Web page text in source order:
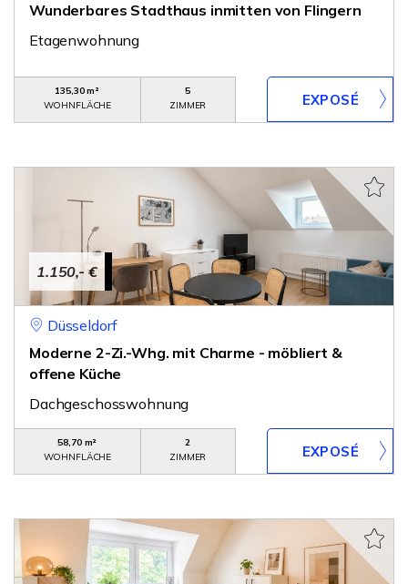
Wunderbares Stadthaus inmitten von Flingern
Etagenwohnung
135,30 m²
WOHNFLÄCHE
5
ZIMMER
1.150,- €
Düsseldorf
Moderne 2-Zi.-Whg. mit Charme - möbliert &
offene Küche
Dachgeschosswohnung
58,70 m²
WOHNFLÄCHE
2
ZIMMER